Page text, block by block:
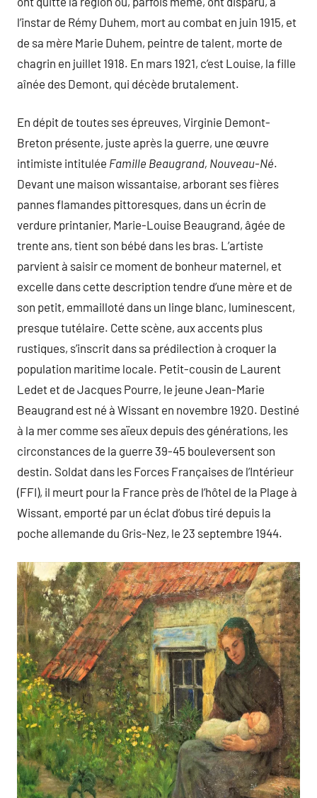
l’instar de Rémy Duhem, mort au combat en juin 1915, et
de sa mère Marie Duhem, peintre de talent, morte de
chagrin en juillet 1918. En mars 1921, c’est Louise, la fille
aînée des Demont, qui décède brutalement.
En dépit de toutes ses épreuves, Virginie Demont-
Breton présente, juste après la guerre, une œuvre
intimiste intitulée Famille Beaugrand, Nouveau-Né.
Devant une maison wissantaise, arborant ses fières
pannes flamandes pittoresques, dans un écrin de
verdure printanier, Marie-Louise Beaugrand, âgée de
trente ans, tient son bébé dans les bras. L’artiste
parvient à saisir ce moment de bonheur maternel, et
excelle dans cette description tendre d’une mère et de
son petit, emmailloté dans un linge blanc, luminescent,
presque tutélaire. Cette scène, aux accents plus
rustiques, s’inscrit dans sa prédilection à croquer la
population maritime locale. Petit-cousin de Laurent
Ledet et de Jacques Pourre, le jeune Jean-Marie
Beaugrand est né à Wissant en novembre 1920. Destiné
à la mer comme ses aïeux depuis des générations, les
circonstances de la guerre 39-45 bouleversent son
destin. Soldat dans les Forces Françaises de l’Intérieur
(FFI), il meurt pour la France près de l’hôtel de la Plage à
Wissant, emporté par un éclat d’obus tiré depuis la
poche allemande du Gris-Nez, le 23 septembre 1944.